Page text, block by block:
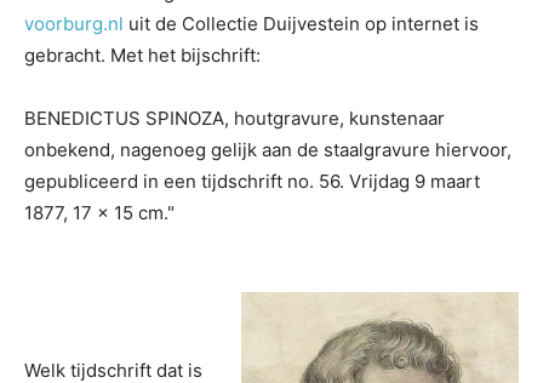
voorburg.nl uit de Collectie Duijvestein op internet is
gebracht. Met het bijschrift:
BENEDICTUS SPINOZA, houtgravure, kunstenaar
onbekend, nagenoeg gelijk aan de staalgravure hiervoor,
gepubliceerd in een tijdschrift no. 56. Vrijdag 9 maart
1877, 17 x 15 cm."
Welk tijdschrift dat is